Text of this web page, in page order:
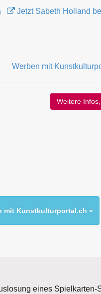
Jetzt Sabeth Holland
Werben mit
Weitere
mit Kunstkulturportal.ch »
eines Spielkarten-